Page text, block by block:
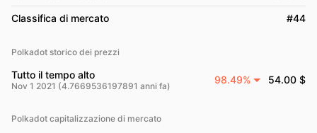
Classifica di mercato #44
Polkadot storico dei prezzi
Tutto il tempo alto
Nov 1 2021 (4.7669536197891 anni fa)
98.49% 54.00 $
Polkadot capitalizzazione di mercato